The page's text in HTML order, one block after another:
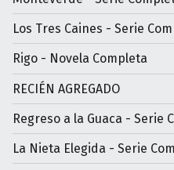
Los Tres Caines - Serie
Rigo - Novela Completa
RECIÉN AGREGADO
Regreso a la Guaca - Serie
La Nieta Elegida - Serie